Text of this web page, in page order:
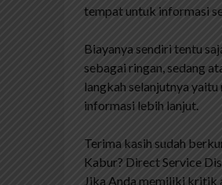
tempat untuk informasi
Biayanya sendiri tentu
sebagai ringan, sedang
langkah selanjutnya
informasi lebih lanjut.
Terima kasih sudah
Kabur? Direct Service
Jika Anda memiliki kritik